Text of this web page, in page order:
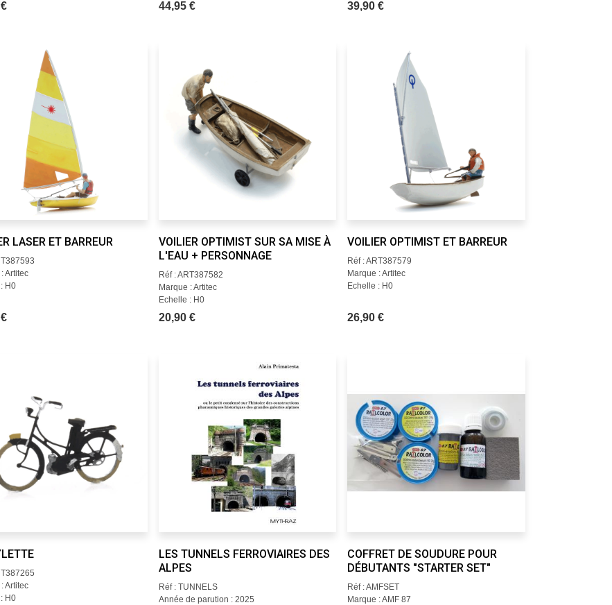
44,95 € 39,90 €
LASER ET BARREUR
Artitec
H0
VOILIER OPTIMIST SUR SA MISE À
L'EAU + PERSONNAGE
Réf : ART387582
Marque : Artitec
Echelle : H0
20,90 €
VOILIER OPTIMIST ET BARREUR
Réf : ART387579
Marque : Artitec
Echelle : H0
26,90 €
Artitec
H0
LES TUNNELS FERROVIAIRES DES
ALPES
Réf : TUNNELS
Année de parution : 2025
COFFRET DE SOUDURE POUR
DÉBUTANTS "STARTER SET"
Réf : AMFSET
Marque : AMF 87